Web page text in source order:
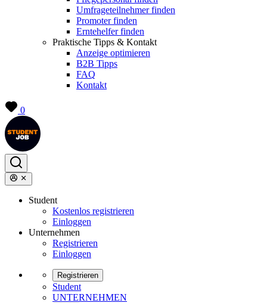
Umfrageteilnehmer finden
Promoter finden
Erntehelfer finden
Praktische Tipps & Kontakt
Anzeige optimieren
B2B Tipps
FAQ
Kontakt
0
Student
Kostenlos registrieren
Einloggen
Unternehmen
Registrieren
Einloggen
Registrieren
Student
UNTERNEHMEN